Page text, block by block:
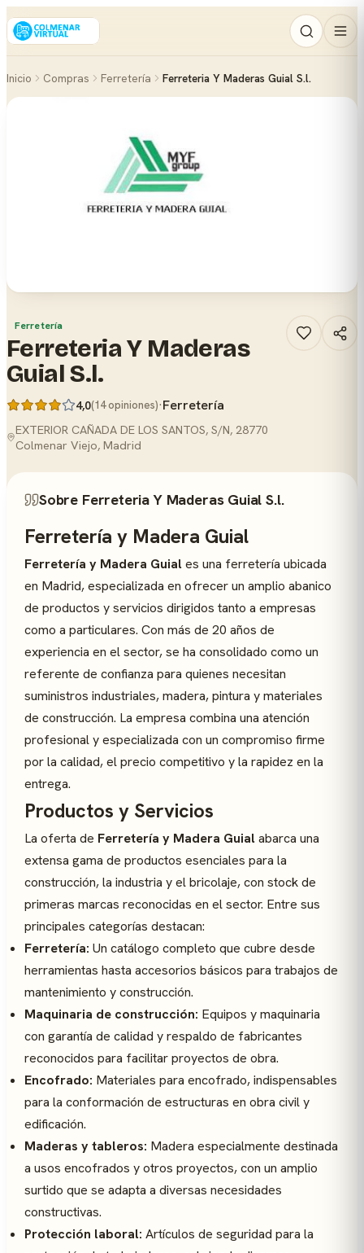
Inicio Compras Ferretería Ferreteria Y Maderas Guial S.l.
Ferretería
Ferreteria Y Maderas
Guial S.l.
4,0(14 opiniones)·Ferretería
EXTERIOR CAÑADA DE LOS SANTOS, S/N, 28770
Colmenar Viejo, Madrid
Sobre Ferreteria Y Maderas Guial S.l.
Ferretería y Madera Guial
Ferretería y Madera Guiales una ferretería ubicada
en Madrid, especializada en ofrecer un amplio abanico
de productos y servicios dirigidos tanto a empresas
como a particulares. Con más de 20 años de
experiencia en el sector, se ha consolidado como un
referente de confianza para quienes necesitan
suministros industriales, madera, pintura y materiales
de construcción. La empresa combina una atención
profesional y especializada con un compromiso firme
por la calidad, el precio competitivo y la rapidez en la
entrega.
Productos y Servicios
La oferta de Ferretería y Madera Guialabarca una
extensa gama de productos esenciales para la
construcción, la industria y el bricolaje, con stock de
primeras marcas reconocidas en el sector. Entre sus
principales categorías destacan:
Ferretería: Un catálogo completo que cubre desde
herramientas hasta accesorios básicos para trabajos de
mantenimiento y construcción.
Maquinaria de construcción: Equipos y maquinaria
con garantía de calidad y respaldo de fabricantes
reconocidos para facilitar proyectos de obra.
Encofrado: Materiales para encofrado, indispensables
para la conformación de estructuras en obra civil y
edificación.
Maderas y tableros: Madera especialmente destinada
a usos encofrados y otros proyectos, con un amplio
surtido que se adapta a diversas necesidades
constructivas.
Protección laboral: Artículos de seguridad para la